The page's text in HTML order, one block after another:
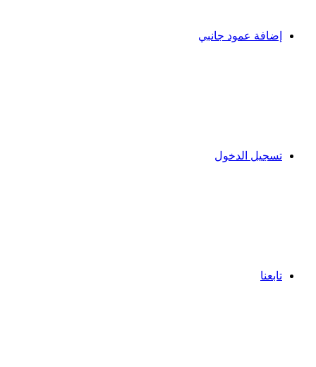
إضافة عمود جانبي
تسجيل الدخول
تابعنا